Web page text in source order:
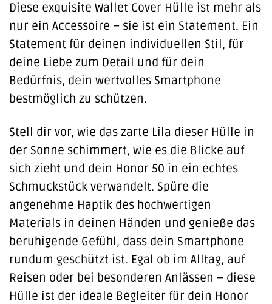
Diese exquisite Wallet Cover Hülle ist mehr als
nur ein Accessoire – sie ist ein Statement. Ein
Statement für deinen individuellen Stil, für
deine Liebe zum Detail und für dein
Bedürfnis, dein wertvolles Smartphone
bestmöglich zu schützen.
Stell dir vor, wie das zarte Lila dieser Hülle in
der Sonne schimmert, wie es die Blicke auf
sich zieht und dein Honor 50 in ein echtes
Schmuckstück verwandelt. Spüre die
angenehme Haptik des hochwertigen
Materials in deinen Händen und genieße das
beruhigende Gefühl, dass dein Smartphone
rundum geschützt ist. Egal ob im Alltag, auf
Reisen oder bei besonderen Anlässen – diese
Hülle ist der ideale Begleiter für dein Honor